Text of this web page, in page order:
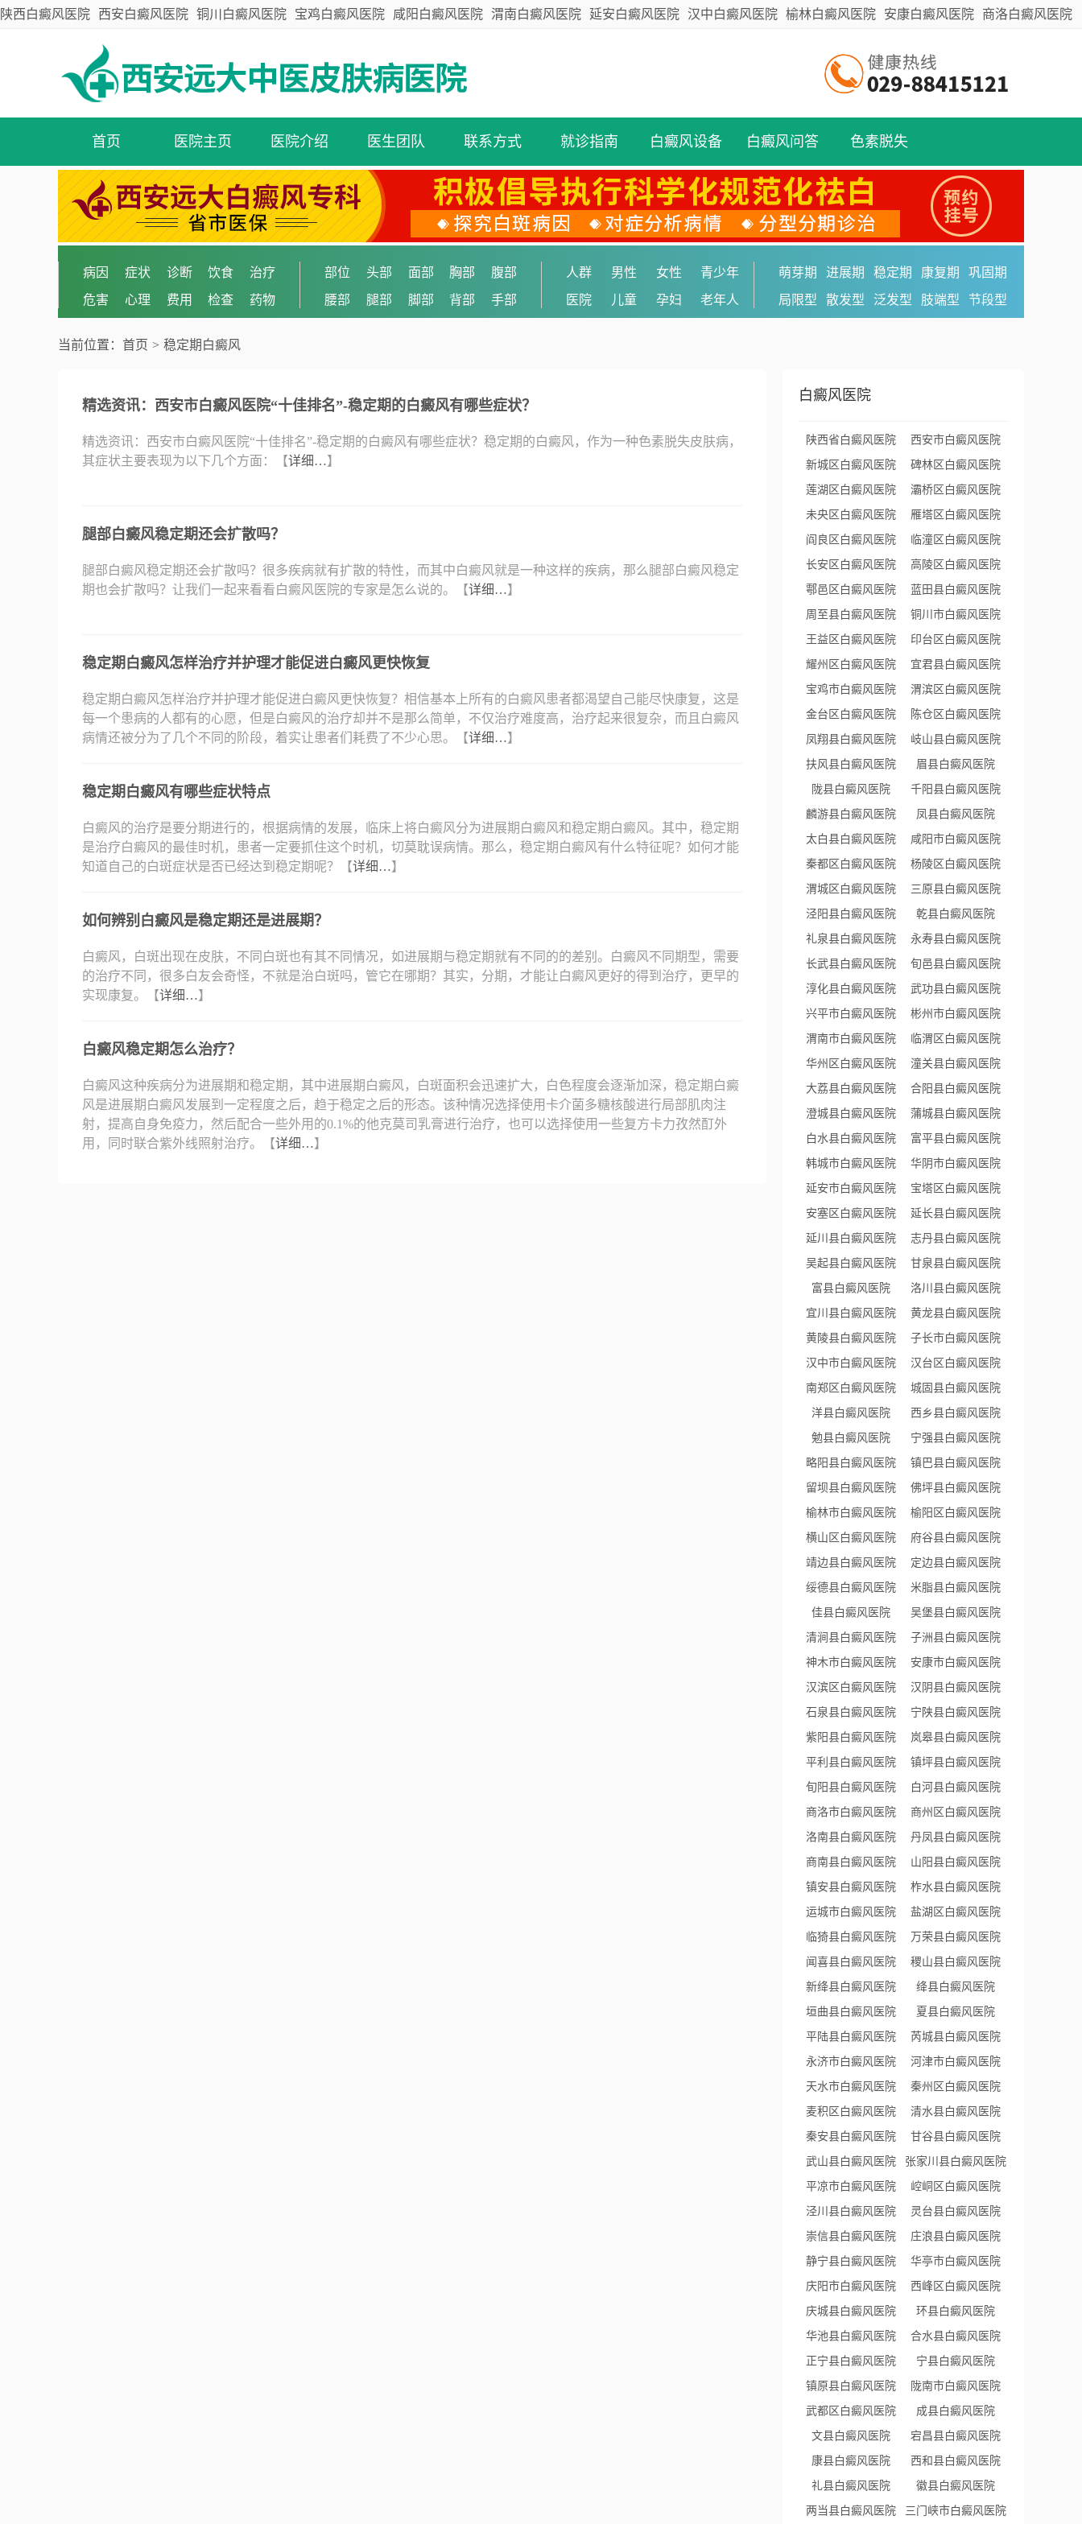
陕西白癜风医院 西安白癜风医院 铜川白癜风医院 宝鸡白癜风医院 咸阳白癜风医院 渭南白癜风医院 延安白癜风医院 汉中白癜风医院 榆林白癜风医院 安康白癜风医院 商洛白癜风医院
首页 医院主页 医院介绍 医生团队 联系方式 就诊指南 白癜风设备 白癜风问答 色素脱失
病因 症状 诊断 饮食
治疗
危害
心理 费用 检查 药物
部位 头部 面部 胸部
腹部
腰部
腿部 脚部 背部 手部
人群 男性 女性
青少年
医院
儿童 孕妇 老年人
萌芽期 进展期 稳定期 康复期
巩固期
局限型
散发型 泛发型 肢端型 节段型
当前位置： 首页 > 稳定期白癜风
精选资讯：西安市白癜风医院“十佳排名”-稳定期的白癜风有哪些症状？
精选资讯：西安市白癜风医院“十佳排名”-稳定期的白癜风有哪些症状？稳定期的白癜风，作为一种色素脱失皮肤病，
其症状主要表现为以下几个方面：【详细…】
腿部白癜风稳定期还会扩散吗？
腿部白癜风稳定期还会扩散吗？很多疾病就有扩散的特性，而其中白癜风就是一种这样的疾病，那么腿部白癜风稳定
期也会扩散吗？让我们一起来看看白癜风医院的专家是怎么说的。【详细…】
稳定期白癜风怎样治疗并护理才能促进白癜风更快恢复
稳定期白癜风怎样治疗并护理才能促进白癜风更快恢复？相信基本上所有的白癜风患者都渴望自己能尽快康复，这是
每一个患病的人都有的心愿，但是白癜风的治疗却并不是那么简单，不仅治疗难度高，治疗起来很复杂，而且白癜风
病情还被分为了几个不同的阶段，着实让患者们耗费了不少心思。【详细…】
稳定期白癜风有哪些症状特点
白癜风的治疗是要分期进行的，根据病情的发展，临床上将白癜风分为进展期白癜风和稳定期白癜风。其中，稳定期
是治疗白癜风的最佳时机，患者一定要抓住这个时机，切莫耽误病情。那么，稳定期白癜风有什么特征呢？如何才能
知道自己的白斑症状是否已经达到稳定期呢？【详细…】
如何辨别白癜风是稳定期还是进展期？
白癜风，白斑出现在皮肤，不同白斑也有其不同情况，如进展期与稳定期就有不同的的差别。白癜风不同期型，需要
的治疗不同，很多白友会奇怪，不就是治白斑吗，管它在哪期？其实，分期，才能让白癜风更好的得到治疗，更早的
实现康复。【详细…】
白癜风稳定期怎么治疗？
白癜风这种疾病分为进展期和稳定期，其中进展期白癜风，白斑面积会迅速扩大，白色程度会逐渐加深，稳定期白癜
风是进展期白癜风发展到一定程度之后，趋于稳定之后的形态。该种情况选择使用卡介菌多糖核酸进行局部肌肉注
射，提高自身免疫力，然后配合一些外用的0.1%的他克莫司乳膏进行治疗，也可以选择使用一些复方卡力孜然酊外
用，同时联合紫外线照射治疗。【详细…】
白癜风医院
陕西省白癜风医院 西安市白癜风医院
新城区白癜风医院 碑林区白癜风医院
莲湖区白癜风医院 灞桥区白癜风医院
未央区白癜风医院 雁塔区白癜风医院
阎良区白癜风医院 临潼区白癜风医院
长安区白癜风医院 高陵区白癜风医院
鄠邑区白癜风医院 蓝田县白癜风医院
周至县白癜风医院 铜川市白癜风医院
王益区白癜风医院 印台区白癜风医院
耀州区白癜风医院 宜君县白癜风医院
宝鸡市白癜风医院 渭滨区白癜风医院
金台区白癜风医院 陈仓区白癜风医院
凤翔县白癜风医院 岐山县白癜风医院
扶风县白癜风医院 眉县白癜风医院
陇县白癜风医院 千阳县白癜风医院
麟游县白癜风医院 凤县白癜风医院
太白县白癜风医院 咸阳市白癜风医院
秦都区白癜风医院 杨陵区白癜风医院
渭城区白癜风医院 三原县白癜风医院
泾阳县白癜风医院 乾县白癜风医院
礼泉县白癜风医院 永寿县白癜风医院
长武县白癜风医院 旬邑县白癜风医院
淳化县白癜风医院 武功县白癜风医院
兴平市白癜风医院 彬州市白癜风医院
渭南市白癜风医院 临渭区白癜风医院
华州区白癜风医院 潼关县白癜风医院
大荔县白癜风医院 合阳县白癜风医院
澄城县白癜风医院 蒲城县白癜风医院
白水县白癜风医院 富平县白癜风医院
韩城市白癜风医院 华阴市白癜风医院
延安市白癜风医院 宝塔区白癜风医院
安塞区白癜风医院 延长县白癜风医院
延川县白癜风医院 志丹县白癜风医院
吴起县白癜风医院 甘泉县白癜风医院
富县白癜风医院 洛川县白癜风医院
宜川县白癜风医院 黄龙县白癜风医院
黄陵县白癜风医院 子长市白癜风医院
汉中市白癜风医院 汉台区白癜风医院
南郑区白癜风医院 城固县白癜风医院
洋县白癜风医院 西乡县白癜风医院
勉县白癜风医院 宁强县白癜风医院
略阳县白癜风医院 镇巴县白癜风医院
留坝县白癜风医院 佛坪县白癜风医院
榆林市白癜风医院 榆阳区白癜风医院
横山区白癜风医院 府谷县白癜风医院
靖边县白癜风医院 定边县白癜风医院
绥德县白癜风医院 米脂县白癜风医院
佳县白癜风医院 吴堡县白癜风医院
清涧县白癜风医院 子洲县白癜风医院
神木市白癜风医院 安康市白癜风医院
汉滨区白癜风医院 汉阴县白癜风医院
石泉县白癜风医院 宁陕县白癜风医院
紫阳县白癜风医院 岚皋县白癜风医院
平利县白癜风医院 镇坪县白癜风医院
旬阳县白癜风医院 白河县白癜风医院
商洛市白癜风医院 商州区白癜风医院
洛南县白癜风医院 丹凤县白癜风医院
商南县白癜风医院 山阳县白癜风医院
镇安县白癜风医院 柞水县白癜风医院
运城市白癜风医院 盐湖区白癜风医院
临猗县白癜风医院 万荣县白癜风医院
闻喜县白癜风医院 稷山县白癜风医院
新绛县白癜风医院 绛县白癜风医院
垣曲县白癜风医院 夏县白癜风医院
平陆县白癜风医院 芮城县白癜风医院
永济市白癜风医院 河津市白癜风医院
天水市白癜风医院 秦州区白癜风医院
麦积区白癜风医院 清水县白癜风医院
秦安县白癜风医院 甘谷县白癜风医院
武山县白癜风医院 张家川县白癜风医院
平凉市白癜风医院 崆峒区白癜风医院
泾川县白癜风医院 灵台县白癜风医院
崇信县白癜风医院 庄浪县白癜风医院
静宁县白癜风医院 华亭市白癜风医院
庆阳市白癜风医院 西峰区白癜风医院
庆城县白癜风医院 环县白癜风医院
华池县白癜风医院 合水县白癜风医院
正宁县白癜风医院 宁县白癜风医院
镇原县白癜风医院 陇南市白癜风医院
武都区白癜风医院 成县白癜风医院
文县白癜风医院 宕昌县白癜风医院
康县白癜风医院 西和县白癜风医院
礼县白癜风医院 徽县白癜风医院
两当县白癜风医院 三门峡市白癜风医院